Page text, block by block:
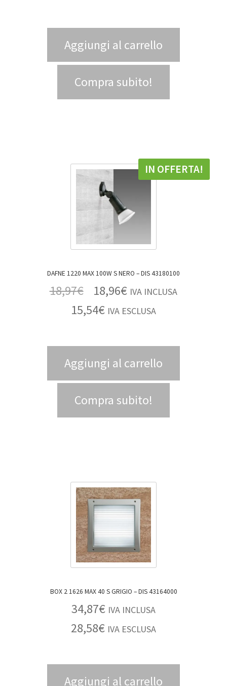
Aggiungi al carrello
Compra subito!
DAFNE 1220 MAX 100W S NERO – DIS 43180100
IN OFFERTA!
18,97€ 18,96€ IVA INCLUSA
15,54€ IVA ESCLUSA
Aggiungi al carrello
Compra subito!
BOX 2 1626 MAX 40 S GRIGIO – DIS 43164000
34,87€ IVA INCLUSA
28,58€ IVA ESCLUSA
Aggiungi al carrello